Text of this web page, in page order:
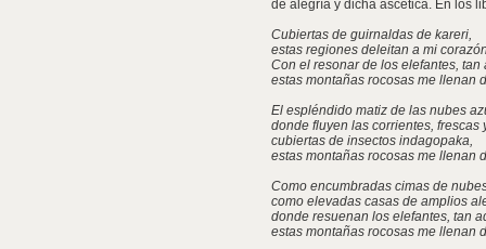
de alegría y dicha ascética. En los
Cubiertas de guirnaldas de kareri,
estas regiones deleitan a mi
Con el resonar de los elefantes, tan
estas montañas rocosas me llenan
El espléndido matiz de las nubes
donde fluyen las corrientes, frescas
cubiertas de insectos indagopaka,
estas montañas rocosas me llenan
Como encumbradas cimas de
como elevadas casas de amplios
donde resuenan los elefantes, tan
estas montañas rocosas me llenan